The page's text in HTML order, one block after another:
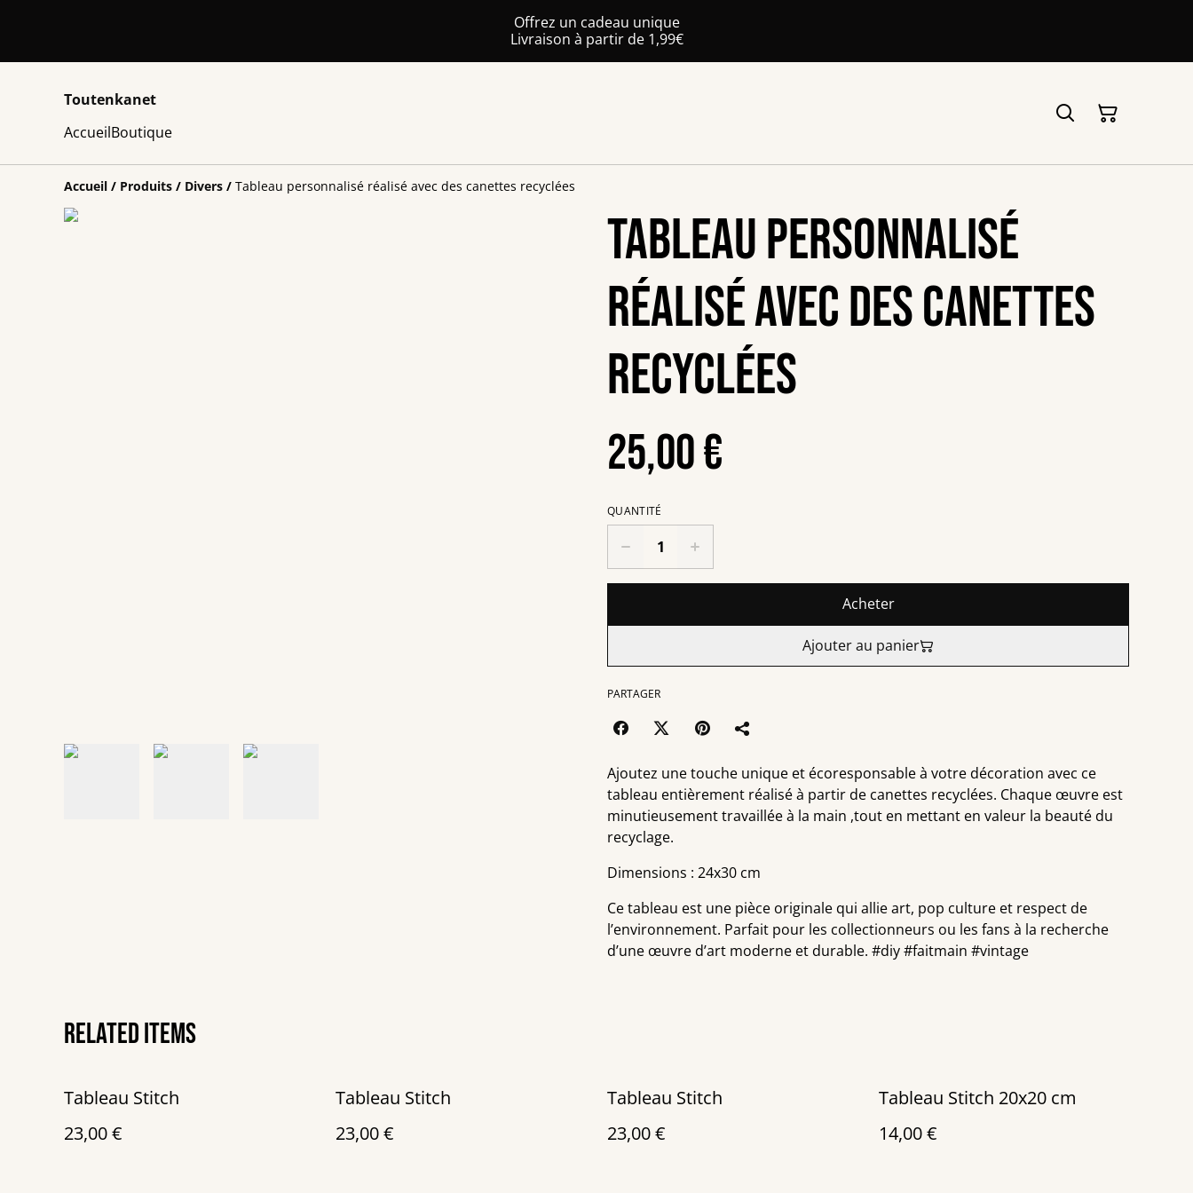
Offrez un cadeau unique
Livraison à partir de 1,99€
Toutenkanet
AccueilBoutique
Accueil / Produits / Divers / Tableau personnalisé réalisé avec des canettes recyclées
Tableau personnalisé
réalisé avec des canettes
recyclées
25,00 €
QUANTITÉ
Acheter
Ajouter au panier
PARTAGER
Ajoutez une touche unique et écoresponsable à votre décoration avec ce
tableau entièrement réalisé à partir de canettes recyclées. Chaque œuvre est
minutieusement travaillée à la main ,tout en mettant en valeur la beauté du
recyclage.
Dimensions : 24x30 cm
Ce tableau est une pièce originale qui allie art, pop culture et respect de
l’environnement. Parfait pour les collectionneurs ou les fans à la recherche
d’une œuvre d’art moderne et durable. #diy #faitmain #vintage
Related items
Tableau Stitch
23,00 €
Tableau Stitch
23,00 €
Tableau Stitch
23,00 €
Tableau Stitch 20x20 cm
14,00 €